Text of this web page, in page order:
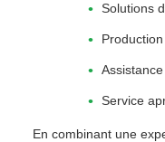
Solutions
Service
En combinant une